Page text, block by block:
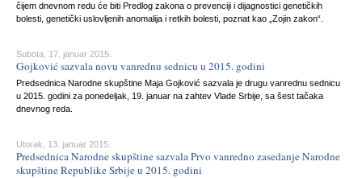
čijem dnevnom redu će biti Predlog zakona o prevenciji i dijagnostici genetičkih
bolesti, genetički uslovljenih anomalija i retkih bolesti, poznat kao „Zojin zakon“.
Subota, 17. januar 2015.
Gojković sazvala novu vanrednu sednicu u 2015. godini
Predsednica Narodne skupštine Maja Gojković sazvala je drugu vanrednu sednicu
u 2015. godini za ponedeljak, 19. januar na zahtev Vlade Srbije, sa šest tačaka
dnevnog reda.
Utorak, 13. januar 2015.
Predsednica Narodne skupštine sazvala Prvo vanredno zasedanje Narodne
skupštine Republike Srbije u 2015. godini